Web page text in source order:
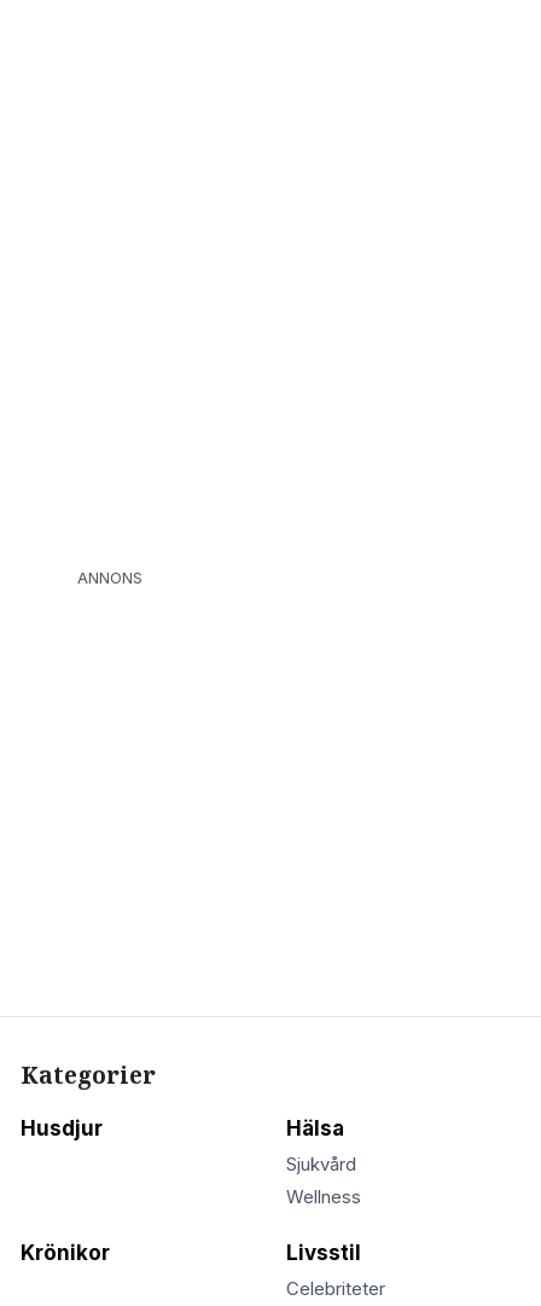
ANNONS
Kategorier
Husdjur Hälsa
Sjukvård
Wellness
Krönikor Livsstil
Celebriteter